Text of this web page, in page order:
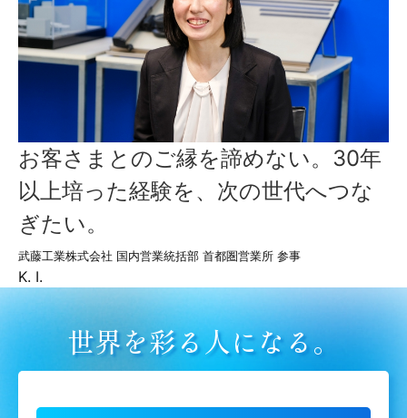
お客さまとのご縁を諦めない。30年
以上培った経験を、次の世代へつな
ぎたい。
武藤工業株式会社 国内営業統括部 首都圏営業所 参事
K. I.
世界を彩る人になる。